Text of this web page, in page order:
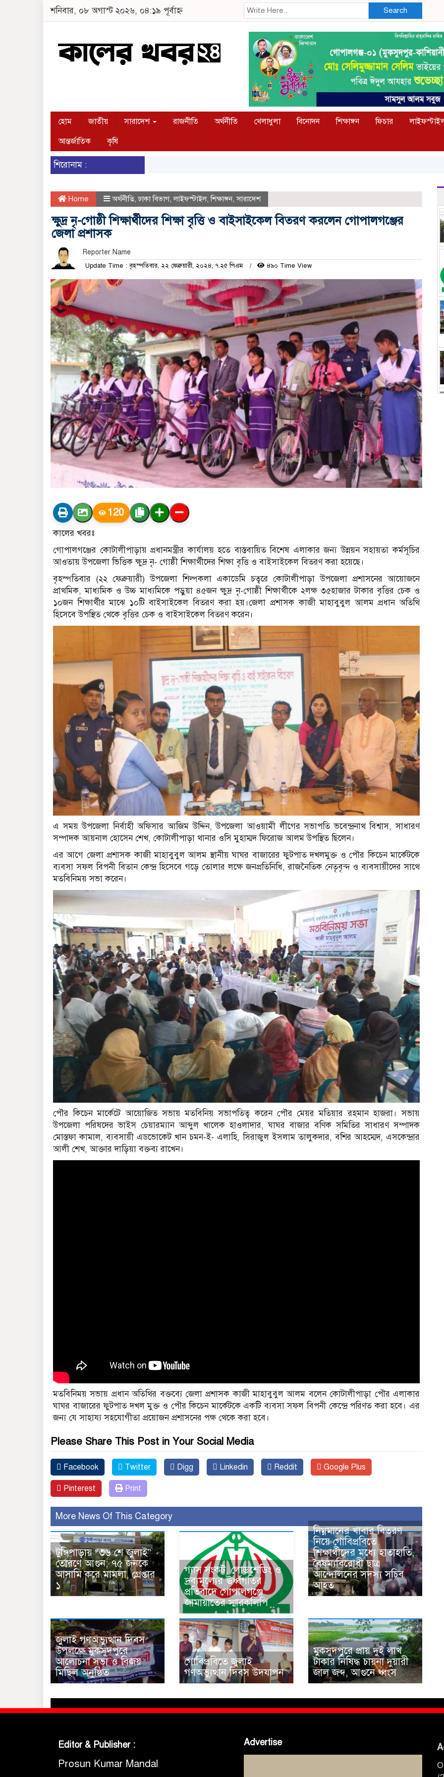
শনিবার, ০৮ অগাস্ট ২০২৬, ০৪:১৯ পূর্বাহ্ন Search
হোম জাতীয় সারাদেশ রাজনীতি অর্থনীতি খেলাধুলা বিনোদন শিক্ষাঙ্গন ফিচার
আন্তর্জাতিক
কৃষি
শিরোনাম :
Home অর্থনীতি,ঢাকা বিভাগ,লাইফস্টাইল,শিক্ষাঙ্গন,সারাদেশ
ক্ষুদ্র নৃ-গোষ্ঠী শিক্ষার্থীদের শিক্ষা বৃত্তি ও বাইসাইকেল বিতরণ করলেন গোপালগঞ্জের
জেলা প্রশাসক
Reporter Name
Update Time : বৃহস্পতিবার, ২২ ফেব্রুয়ারী, ২০২৪, ৭.২৫ পিএম ৪৯০ Time View
120
কালের খবরঃ
গোপালগঞ্জের কোটালীপাড়ায় প্রধানমন্ত্রীর কার্যালয় হতে বাস্তবায়িত বিশেষ এলাকার জন্য উন্নয়ন সহায়তা কর্মসূচির
আওতায় উপজেলা ভিত্তিক ক্ষুদ্র নৃ- গোষ্ঠী শিক্ষার্থীদের শিক্ষা বৃত্তি ও বাইসাইকেল বিতরণ করা হয়েছে।
বৃহস্পতিবার (২২ ফেব্রুয়ারী) উপজেলা শিল্পকলা একাডেমি চত্বরে কোটালীপাড়া উপজেলা প্রশাসনের আয়োজনে
প্রাথমিক, মাধ্যমিক ও উচ্চ মাধ্যমিকে পড়ুয়া ৪৫জন ক্ষুদ্র নৃ-গোষ্ঠী শিক্ষার্থীকে ২লক্ষ ৩৫হাজার টাকার বৃত্তির চেক ও
১০জন শিক্ষার্থীর মাঝে ১০টি বাইসাইকেল বিতরণ করা হয়।জেলা প্রশাসক কাজী মাহাবুবুল আলম প্রধান অতিথি
হিসেবে উপস্থিত থেকে বৃত্তির চেক ও বাইসাইকেল বিতরণ করেন।
এ সময় উপজেলা নির্বাহী অফিসার আজিম উদ্দিন, উপজেলা আওয়ামী লীগের সভাপতি ভবেন্দ্রনাথ বিশ্বাস, সাধারণ
সম্পাদক আয়নাল হোসেন শেখ, কোটালীপাড়া থানার ওসি মুহাম্মদ ফিরোজ আলম উপস্থিত ছিলেন।
এর আগে জেলা প্রশাসক কাজী মাহাবুবুল আলম স্থানীয় ঘাঘর বাজারের ফুটপাত দখলমুক্ত ও পৌর কিচেন মার্কেটকে
ব্যবসা সফল বিপনী বিতান কেন্দ্র হিসেবে গড়ে তোলার লক্ষে জনপ্রতিনিধি, রাজনৈতিক নেতৃবৃন্দ ও ব্যবসায়ীদের সাথে
মতবিনিময় সভা করেন।
পৌর কিচেন মার্কেটে আয়োজিত সভায় মতবিনিয় সভাপতিত্ব করেন পৌর মেয়র মতিয়ার রহমান হাজরা। সভায়
উপজেলা পরিষদের ভাইস চেয়ারম্যান আব্দুল খালেক হাওলাদার, ঘাঘর বাজার বণিক সমিতির সাধারণ সম্পাদক
মোস্তফা কামাল, ব্যবসায়ী এডভোকেট খান চমন-ই- এলাহি, সিরাজুল ইসলাম তালুকদার, বশির আহম্মেদ, এসকেন্দ্রার
আলী শেখ, আক্তার দাড়িয়া বক্তব্য রাখেন।
মতবিনিময় সভায় প্রধান অতিথির বক্তব্যে জেলা প্রশাসক কাজী মাহাবুবুল আলম বলেন কোটালীপাড়া পৌর এলাকার
ঘাঘর বাজারের ফুটপাত দখল মুক্ত ও পৌর কিচেন মার্কেটকে একটি ব্যবসা সফল বিপনী কেন্দ্রে পরিণত করা হবে। এর
জন্য যে সাহায্য সহযোগীতা প্রয়োজন প্রশাসনের পক্ষ থেকে করা হবে।
Please Share This Post in Your Social Media
Facebook Twitter Digg Linkedin Reddit Google Plus
Pinterest Print
More News Of This Category
টুঙ্গিপাড়ায় “৩৬ শে জুলাই”
তোরণে আগুন; ৭৫ জনকে
আসামি করে মামলা, গ্রেপ্তার
১
গ্যাস সংকট, লোডশেডিং ও
দ্রব্যমূল্যের ঊর্ধ্বগতির
প্রতিবাদে গোপালগঞ্জে
জামায়াতের স্মারকলিপি
নিম্নমানের খাবার বিতরণ
নিয়ে গোবিপ্রবিতে
শিক্ষার্থীদের মধ্যে হাতাহাতি,
বৈষম্যবিরোধী ছাত্র
আন্দোলনের সদস্য সচিব
আহত
জুলাই গণঅভ্যুত্থান দিবস
উপলক্ষে মুকসুদপুরে
আলোচনা সভা ও বিজয়
মিছিল অনুষ্ঠিত
গোবিপ্রবিতে জুলাই
গণঅভ্যুত্থান দিবস উদযাপন
মুকসুদপুরে প্রায় দুই লাখ
টাকার নিষিদ্ধ চায়না দুয়ারী
জাল জব্দ, আগুনে ধ্বংস
Editor & Publisher :
Prosun Kumar Mandal
Advertise